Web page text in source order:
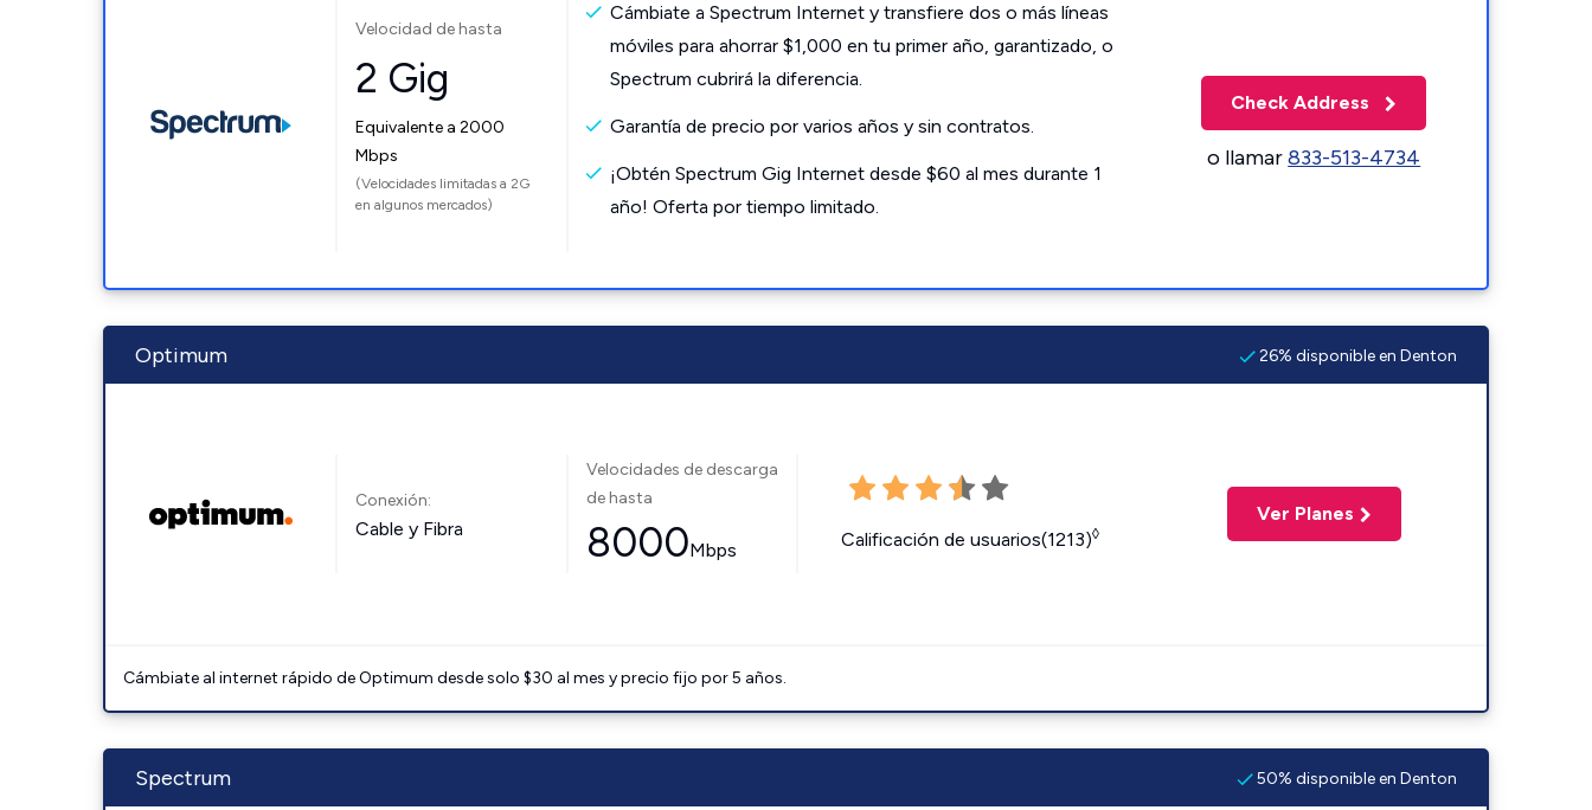
Velocidad de hasta
2 Gig
Equivalente a 2000
Mbps
(Velocidades limitadas a 2G
en algunos mercados)
Cámbiate a Spectrum Internet y transfiere dos o más líneas
móviles para ahorrar $1,000 en tu primer año, garantizado, o
Spectrum cubrirá la diferencia.
Garantía de precio por varios años y sin contratos.
¡Obtén Spectrum Gig Internet desde $60 al mes durante 1
año! Oferta por tiempo limitado.
Check Address
o llamar833-513-4734
Optimum 26% disponible en Denton
Conexión:
Cable y Fibra
Velocidades de descarga
de hasta
8000Mbps Calificación de usuarios(1213)◊
Ver Planes
Cámbiate al internet rápido de Optimum desde solo $30 al mes y precio fijo por 5 años.
Spectrum 50% disponible en Denton